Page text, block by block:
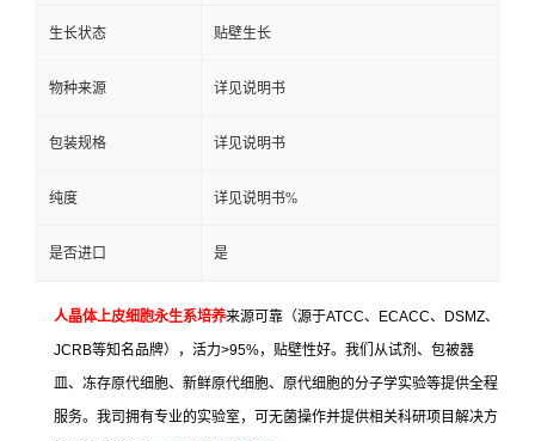
生长状态 贴壁生长
物种来源 详见说明书
包装规格 详见说明书
纯度 详见说明书%
是否进口 是
人晶体上皮细胞永生系培养来源可靠（源于ATCC、 ECACC、 DSMZ、
JCRB等知名品牌），活力>95%，贴壁性好。我们从试剂、包被器
皿、冻存原代细胞、新鲜原代细胞、原代细胞的分子学实验等提供全程
服务。我司拥有专业的实验室，可无菌操作并提供相关科研项目解决方